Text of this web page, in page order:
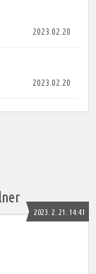
2023.02.20
2023.02.20
2023. 2. 21. 14:41